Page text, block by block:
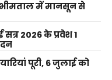
भीमताल में मानसून से
सत्र 2026 के प्रवेश 1
पूरी, 6 जुलाई को